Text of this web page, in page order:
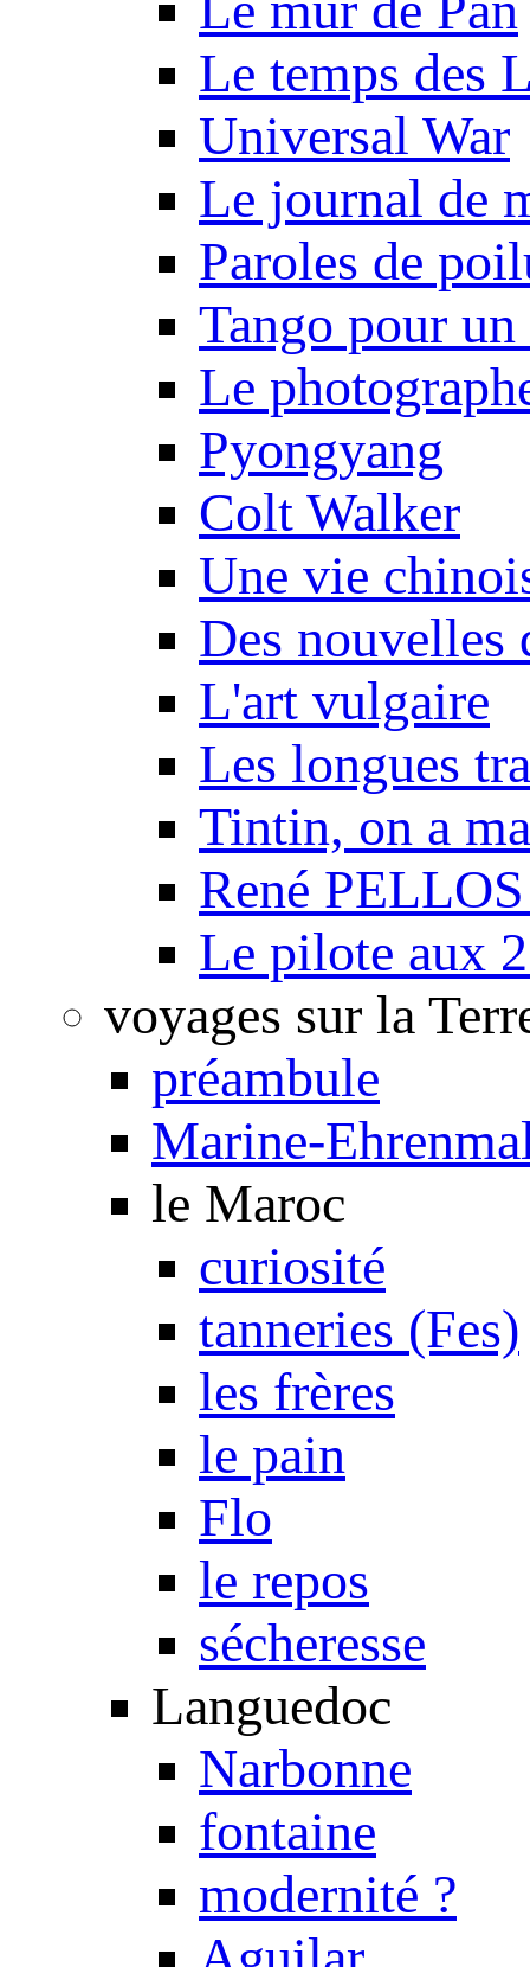
Le temps des
Universal War
Le journal de
Paroles de
Tango pour
Le
Pyongyang
Colt Walker
Une vie
Des nouvelles
L'art vulgaire
Les longues
Tintin, on a
René
Le pilote aux
voyages sur la
préambule
Marine-
le Maroc
curiosité
tanneries (Fes)
les frères
le pain
Flo
le repos
sécheresse
Languedoc
Narbonne
fontaine
modernité ?